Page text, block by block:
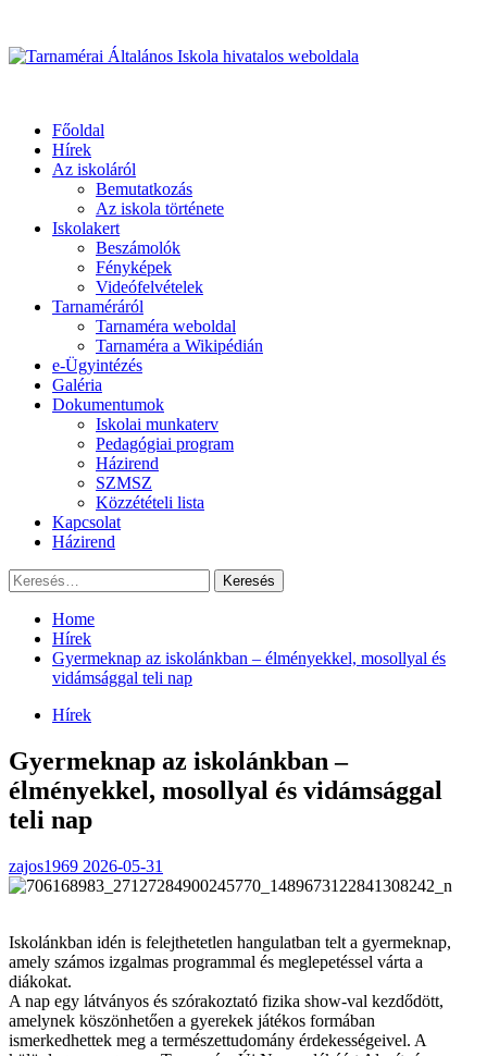
Primary
Főoldal
Hírek
Az iskoláról
Bemutatkozás
Az iskola története
Iskolakert
Beszámolók
Fényképek
Videófelvételek
Tarnaméráról
Tarnaméra weboldal
Tarnaméra a Wikipédián
e-Ügyintézés
Galéria
Dokumentumok
Iskolai munkaterv
Pedagógiai program
Házirend
SZMSZ
Közzétételi lista
Kapcsolat
Házirend
Keresés:
Home
Hírek
Gyermeknap az iskolánkban – élményekkel, mosollyal és
vidámsággal teli nap
Hírek
Gyermeknap az iskolánkban –
élményekkel, mosollyal és vidámsággal
teli nap
zajos1969 2026-05-31
Iskolánkban idén is felejthetetlen hangulatban telt a gyermeknap,
amely számos izgalmas programmal és meglepetéssel várta a
diákokat.
A nap egy látványos és szórakoztató fizika show-val kezdődött,
amelynek köszönhetően a gyerekek játékos formában
ismerkedhettek meg a természettudomány érdekességeivel. A